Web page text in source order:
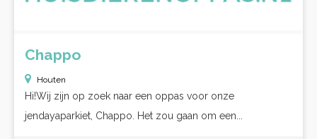
Chappo
Houten
Hi!Wij zijn op zoek naar een oppas voor onze
jendayaparkiet, Chappo. Het zou gaan om een...